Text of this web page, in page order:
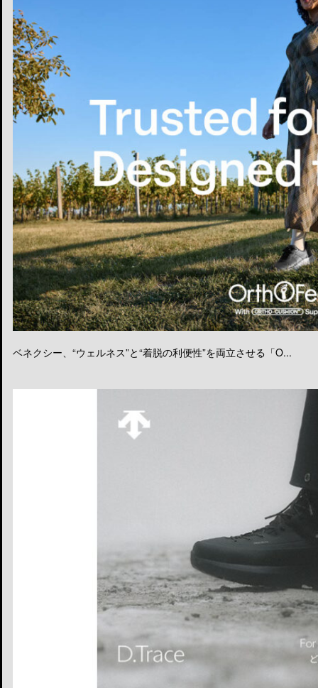
ベネクシー、“ウェルネス”と“着脱の利便性”を両立させる「O...